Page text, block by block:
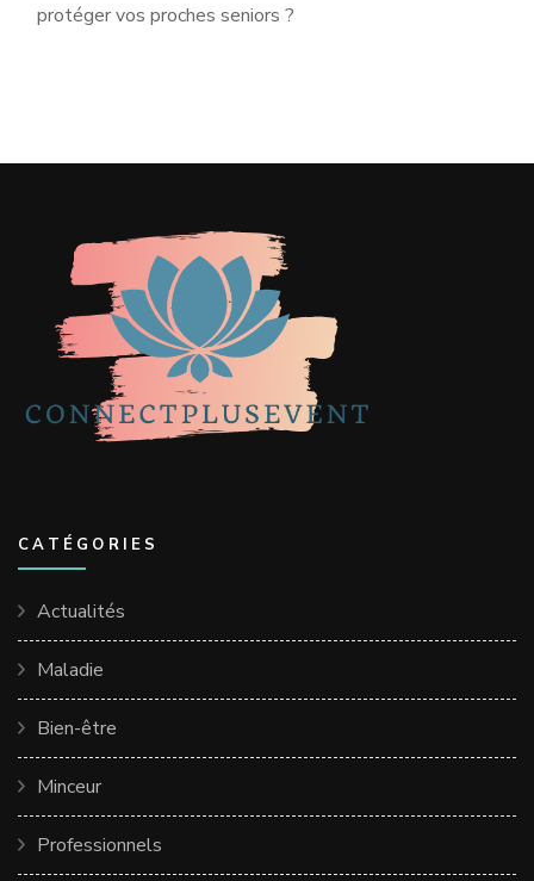
protéger vos proches seniors ?
CATÉGORIES
Actualités
Maladie
Bien-être
Minceur
Professionnels